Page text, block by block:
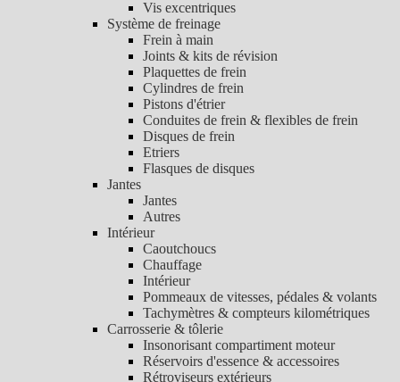
Vis excentriques
Système de freinage
Frein à main
Joints & kits de révision
Plaquettes de frein
Cylindres de frein
Pistons d'étrier
Conduites de frein & flexibles de frein
Disques de frein
Etriers
Flasques de disques
Jantes
Jantes
Autres
Intérieur
Caoutchoucs
Chauffage
Intérieur
Pommeaux de vitesses, pédales & volants
Tachymètres & compteurs kilométriques
Carrosserie & tôlerie
Insonorisant compartiment moteur
Réservoirs d'essence & accessoires
Rétroviseurs extérieurs